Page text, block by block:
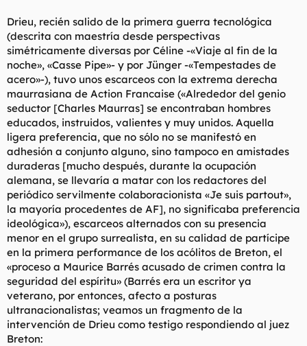
Drieu, recién salido de la primera guerra tecnológica
(descrita con maestría desde perspectivas
simétricamente diversas por Céline -«Viaje al fin de la
noche», «Casse Pipe»- y por Jünger -«Tempestades de
acero»-), tuvo unos escarceos con la extrema derecha
maurrasiana de Action Francaise («Alrededor del genio
seductor [Charles Maurras] se encontraban hombres
educados, instruidos, valientes y muy unidos. Aquella
ligera preferencia, que no sólo no se manifestó en
adhesión a conjunto alguno, sino tampoco en amistades
duraderas [mucho después, durante la ocupación
alemana, se llevaría a matar con los redactores del
periódico servilmente colaboracionista «Je suis partout»,
la mayoría procedentes de AF], no significaba preferencia
ideológica»), escarceos alternados con su presencia
menor en el grupo surrealista, en su calidad de partícipe
en la primera performance de los acólitos de Breton, el
«proceso a Maurice Barrés acusado de crimen contra la
seguridad del espíritu» (Barrés era un escritor ya
veterano, por entonces, afecto a posturas
ultranacionalistas; veamos un fragmento de la
intervención de Drieu como testigo respondiendo al juez
Breton: